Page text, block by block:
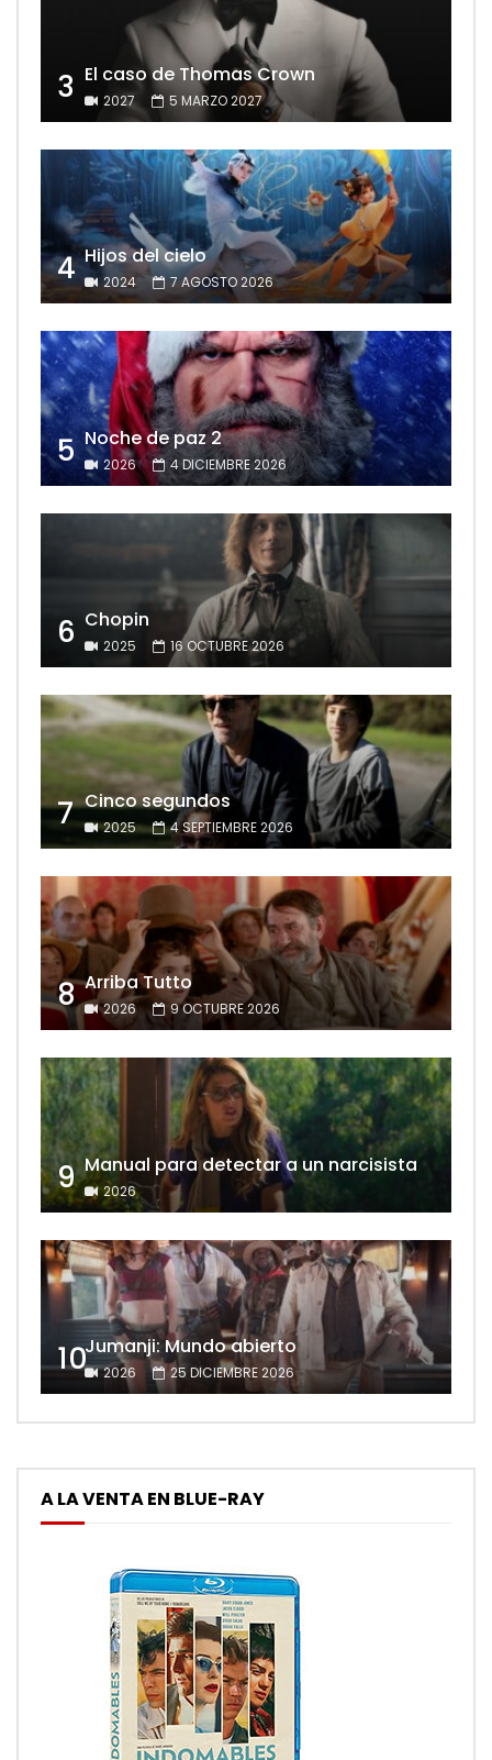
3 El caso de Thomas Crown
2027 5 MARZO 2027
4 Hijos del cielo
2024 7 AGOSTO 2026
5 Noche de paz 2
2026 4 DICIEMBRE 2026
6 Chopin
2025 16 OCTUBRE 2026
7 Cinco segundos
2025 4 SEPTIEMBRE 2026
8 Arriba Tutto
2026 9 OCTUBRE 2026
9 Manual para detectar a un narcisista
2026
10Jumanji: Mundo abierto
2026 25 DICIEMBRE 2026
A LA VENTA EN BLUE-RAY